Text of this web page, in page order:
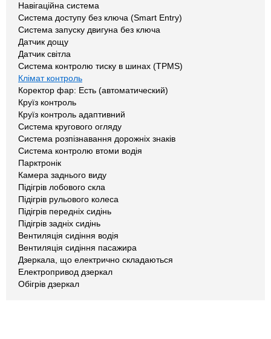
Навігаційна система
Система доступу без ключа (Smart Entry)
Система запуску двигуна без ключа
Датчик дощу
Датчик світла
Система контролю тиску в шинах (TPMS)
Клімат контроль
Коректор фар: Есть (автоматический)
Круїз контроль
Круїз контроль адаптивний
Система кругового огляду
Система розпізнавання дорожніх знаків
Система контролю втоми водія
Парктронік
Камера заднього виду
Підігрів лобового скла
Підігрів рульового колеса
Підігрів передніх сидінь
Підігрів задніх сидінь
Вентиляція сидіння водія
Вентиляція сидіння пасажира
Дзеркала, що електрично складаються
Електропривод дзеркал
Обігрів дзеркал